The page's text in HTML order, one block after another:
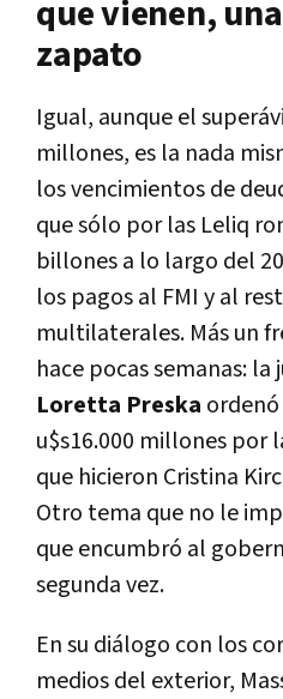
que vienen,
zapato
Igual, aunque el
millones, es la nada
los vencimientos de
que sólo por las Leliq
billones a lo largo del
los pagos al FMI y al
multilaterales. Más un
hace pocas semanas: la
Loretta Preska
u$s16.000 millones por
que hicieron Cristina
Otro tema que no le
que encumbró al
segunda vez.
En su diálogo con los
medios del exterior,